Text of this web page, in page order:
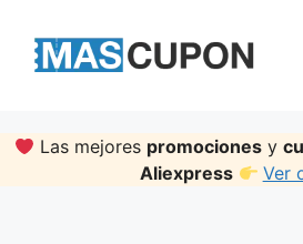
content
Las mejores promociones y
Aliexpress
Ver